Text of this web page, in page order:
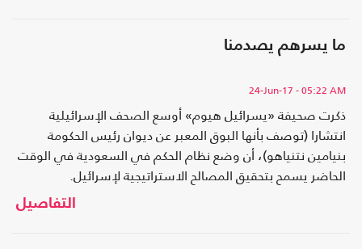
ما يسرهم يصدمنا
24-Jun-17 - 05:22 AM
ذكرت صحيفة «يسرائيل هيوم» أوسع الصحف الإسرائيلية
انتشارا (توصف بأنها البوق المعبر عن ديوان رئيس الحكومة
بنيامين نتنياهو)، أن وضع نظام الحكم في السعودية في الوقت
الحاضر يسمح بتحقيق المصالح الاستراتيجية لإسرائيل.
التفاصيل